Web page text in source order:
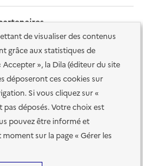
de visualiser des contenus
grâce aux statistiques de
», la Dila (éditeur du site
déposeront ces cookies sur
Si vous cliquez sur «
pas déposés. Votre choix est
pouvez être informé et
sur la page « Gérer les
conforme
Accessibilité des
Données personnelles et sécurité
Gestion des cookies